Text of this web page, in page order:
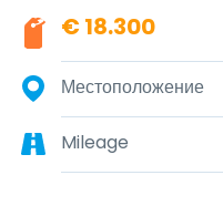
€ 18.300
Местоположение
Mileage